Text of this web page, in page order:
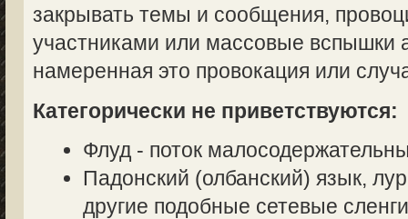
закрывать темы и сообщения,
участниками или массовые вспышки
намеренная это провокация или
Категорически не приветствуются:
Флуд - поток
Падонский (олбанский) язык,
другие подобные сетевые